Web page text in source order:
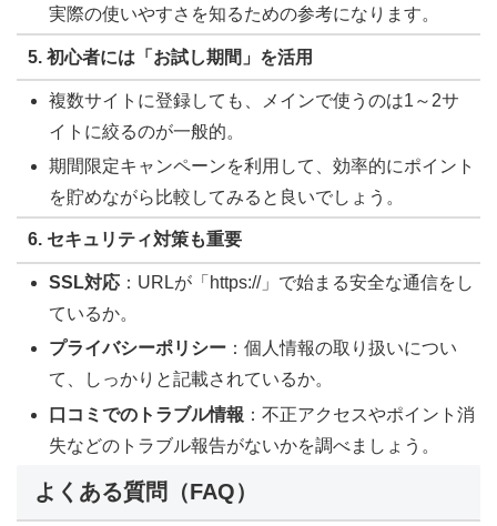
実際の使いやすさを知るための参考になります。
5. 初心者には「お試し期間」を活用
複数サイトに登録しても、メインで使うのは1～2サ
イトに絞るのが一般的。
期間限定キャンペーンを利用して、効率的にポイント
を貯めながら比較してみると良いでしょう。
6. セキュリティ対策も重要
SSL対応 ：URLが「https://」で始まる安全な通信をし
ているか。
プライバシーポリシー ：個人情報の取り扱いについ
て、しっかりと記載されているか。
口コミでのトラブル情報 ：不正アクセスやポイント消
失などのトラブル報告がないかを調べましょう。
よくある質問（FAQ）